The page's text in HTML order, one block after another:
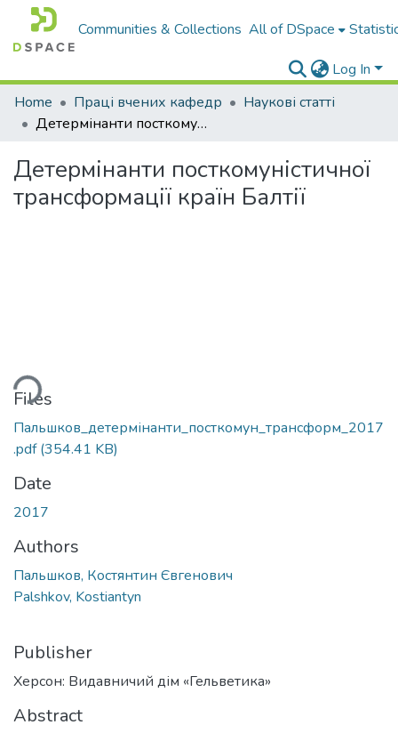
Communities & Collections All of DSpace
Log In
Home
Праці вчених кафедр
Наукові статті
Детермінанти посткомуністичної трансформації країн Балтії
Детермінанти посткомуністичної
трансформації країн Балтії
Files
Пальшков_детермінанти_посткомун_трансформ_2017
.pdf(354.41 KB)
Date
2017
Authors
Пальшков, Костянтин Євгенович
Palshkov, Kostiantyn
Publisher
Херсон: Видавничий дім «Гельветика»
Abstract